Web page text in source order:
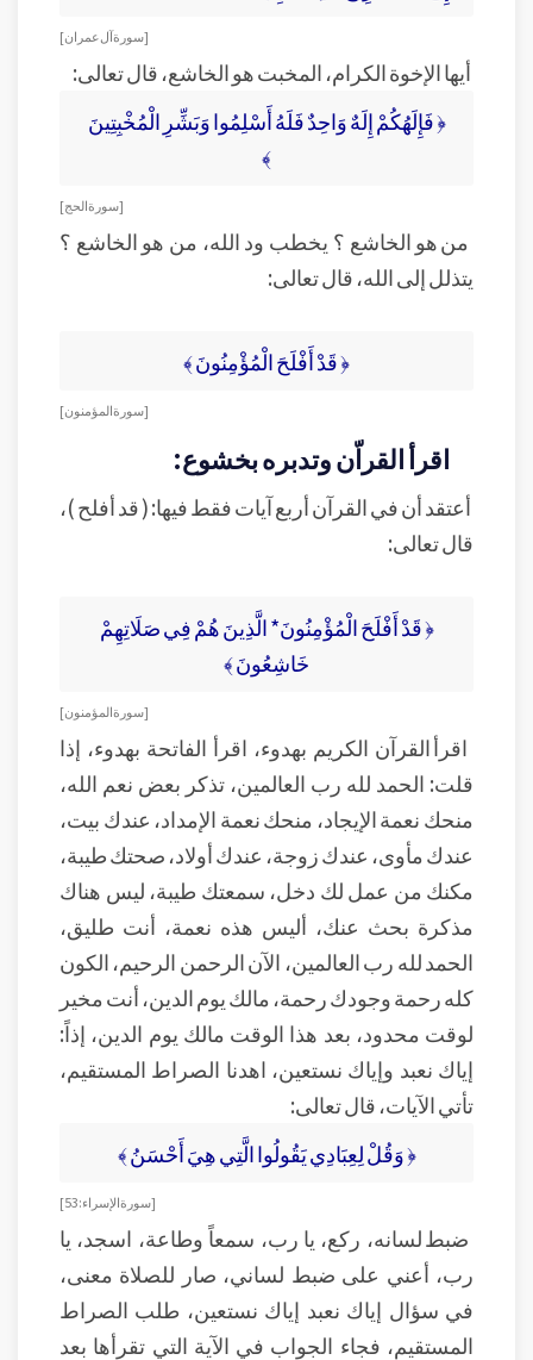
[ سورة آل عمران]
أيها الإخوة الكرام، المخبت هو الخاشع، قال تعالى:
﴿ فَإِلَهُكُمْ إِلَهٌ وَاحِدٌ فَلَهُ أَسْلِمُوا وَبَشِّرِ الْمُخْبِتِينَ
﴾
[ سورة الحج]
من هو الخاشع ؟ يخطب ود الله، من هو الخاشع ؟
يتذلل إلى الله، قال تعالى:
﴿ قَدْ أَفْلَحَ الْمُؤْمِنُونَ ﴾
[ سورة المؤمنون]
اقرأ القراّن وتدبره بخشوع:
أعتقد أن في القرآن أربع آيات فقط فيها: ( قد أفلح )،
قال تعالى:
﴿ قَدْ أَفْلَحَ الْمُؤْمِنُونَ* الَّذِينَ هُمْ فِي صَلَاتِهِمْ
خَاشِعُونَ ﴾
[ سورة المؤمنون]
اقرأ القرآن الكريم بهدوء، اقرأ الفاتحة بهدوء، إذا
قلت: الحمد لله رب العالمين، تذكر بعض نعم الله،
منحك نعمة الإيجاد، منحك نعمة الإمداد، عندك بيت،
عندك مأوى، عندك زوجة، عندك أولاد، صحتك طيبة،
مكنك من عمل لك دخل، سمعتك طيبة، ليس هناك
مذكرة بحث عنك، أليس هذه نعمة، أنت طليق،
الحمد لله رب العالمين، الآن الرحمن الرحيم، الكون
كله رحمة وجودك رحمة، مالك يوم الدين، أنت مخير
لوقت محدود، بعد هذا الوقت مالك يوم الدين، إذاً:
إياك نعبد وإياك نستعين، اهدنا الصراط المستقيم،
تأتي الآيات، قال تعالى:
﴿ وَقُلْ لِعِبَادِي يَقُولُوا الَّتِي هِيَ أَحْسَنُ ﴾
[ سورة الإسراء: 53]
ضبط لسانه، ركع، يا رب، سمعاً وطاعة، اسجد، يا
رب، أعني على ضبط لساني، صار للصلاة معنى،
في سؤال إياك نعبد إياك نستعين، طلب الصراط
المستقيم، فجاء الجواب في الآية التي تقرأها بعد